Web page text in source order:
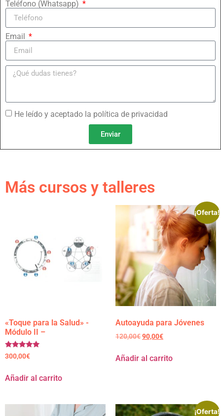
Teléfono (Whatsapp)
Email
He leído y aceptado la política de privacidad
Enviar
Más cursos y talleres
«Toque para la Salud» -
Módulo II –
Valorado
con
de 5
300,00€
Añadir al carrito
¡Oferta!
Autoayuda para Jóvenes
120,00€90,00€
Añadir al carrito
¡Oferta!